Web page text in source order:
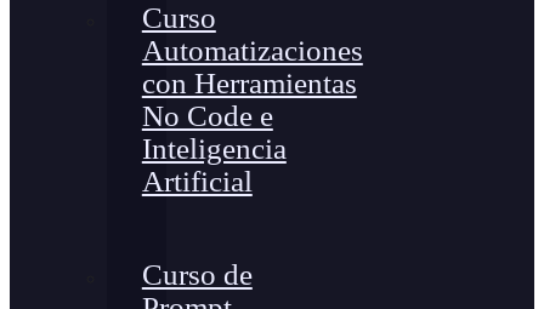
Curso
Automatizaciones
con Herramientas
No Code e
Inteligencia
Artificial
Curso de